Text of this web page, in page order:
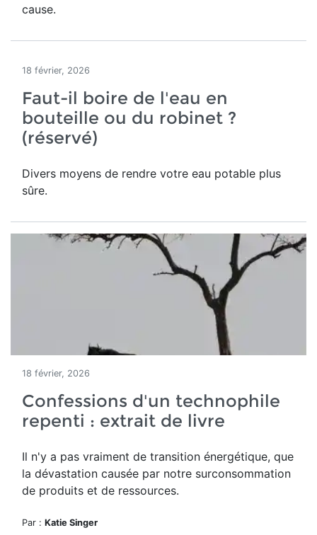
cause.
18 février, 2026
Faut-il boire de l'eau en
bouteille ou du robinet ?
(réservé)
Divers moyens de rendre votre eau potable plus
sûre.
18 février, 2026
Confessions d'un technophile
repenti : extrait de livre
Il n'y a pas vraiment de transition énergétique, que
la dévastation causée par notre surconsommation
de produits et de ressources.
Par : Katie Singer